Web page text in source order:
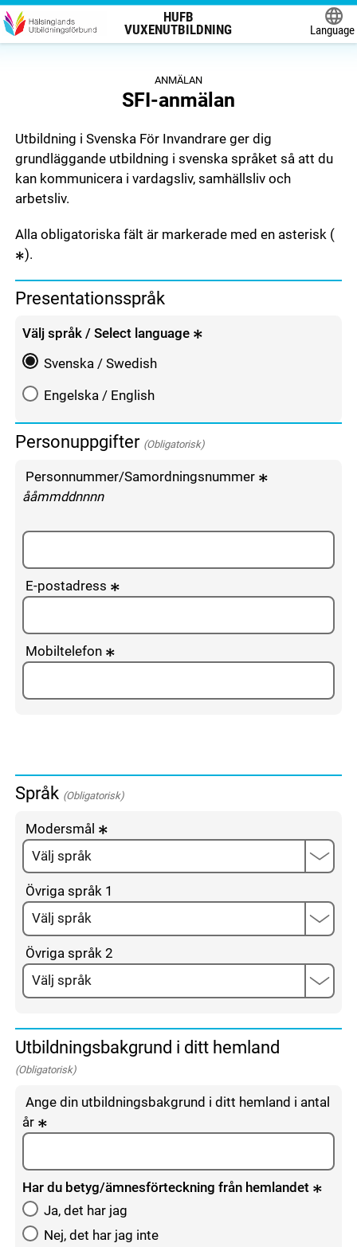
HUFB
VUXENUTBILDNING
Language
ANMÄLAN
SFI-anmälan
Utbildning i Svenska För Invandrare ger dig
grundläggande utbildning i svenska språket så att du
kan kommunicera i vardagsliv, samhällsliv och
arbetsliv.
Alla obligatoriska fält är markerade med en asterisk (
).
Presentationsspråk
Välj språk / Select language
Svenska / Swedish
Engelska / English
Personuppgifter (Obligatorisk)
Personnummer/Samordningsnummer
enligt följande mönster:
ååmmddnnnn
E-postadress
Mobiltelefon
Språk (Obligatorisk)
Modersmål
Övriga språk 1
Övriga språk 2
Utbildningsbakgrund i ditt hemland
(Obligatorisk)
Ange din utbildningsbakgrund i ditt hemland i antal
år
Har du betyg/ämnesförteckning från hemlandet
Ja, det har jag
Nej, det har jag inte